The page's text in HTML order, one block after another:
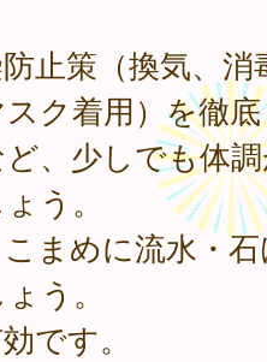
止策（換気、
ク着用）を徹
、少しでも体
う。
こまめに流水・
う。
です。